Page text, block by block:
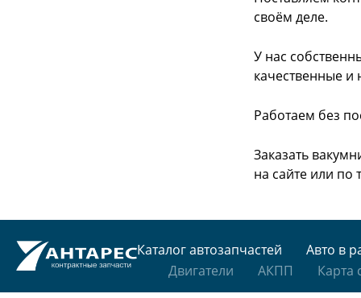
своём деле.
У нас
качественные и
Работаем без
Заказать
на сайте или по
Каталог автозапчастей
Авто в
Двигатели
АКПП Карта